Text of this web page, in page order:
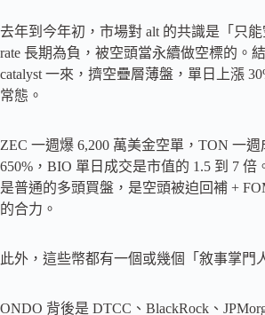
去年到今年初，市場對 alt 的共識是「只能
rate 長期為負，被空頭當永續做空標的。
catalyst 一來，擠空疊層薄盤，單日上漲
常態。
ZEC 一週爆 6,200 萬美金空單，TON 一
650%，BIO 單日成交是市值的 1.5 到 7 倍
是普通的多頭買盤，是空頭被迫回補 +
的合力。
此外，這些幣都有一個或幾個「敘事掌門
ONDO 背後是 DTCC、BlackRock、